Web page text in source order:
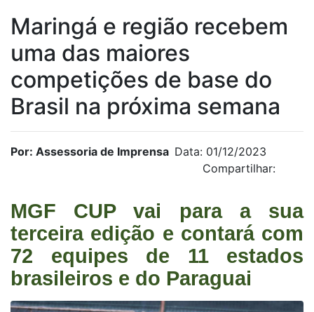
Maringá e região recebem
uma das maiores
competições de base do
Brasil na próxima semana
Por: Assessoria de Imprensa Data: 01/12/2023
Compartilhar:
MGF CUP vai para a sua
terceira edição e contará com
72 equipes de 11 estados
brasileiros e do Paraguai